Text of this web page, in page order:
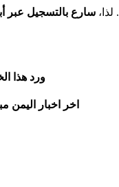
سارع بالتسجيل عبر
ورد هذا
اخر اخبار اليمن